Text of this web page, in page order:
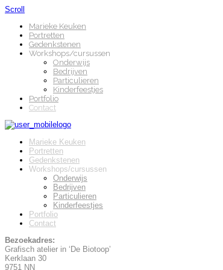
Scroll
Marieke Keuken
Portretten
Gedenkstenen
Workshops/cursussen
Onderwijs
Bedrijven
Particulieren
Kinderfeestjes
Portfolio
Contact
Marieke Keuken
Portretten
Gedenkstenen
Workshops/cursussen
Onderwijs
Bedrijven
Particulieren
Kinderfeestjes
Portfolio
Contact
Bezoekadres:
Grafisch atelier in ‘De Biotoop’
Kerklaan 30
9751 NN